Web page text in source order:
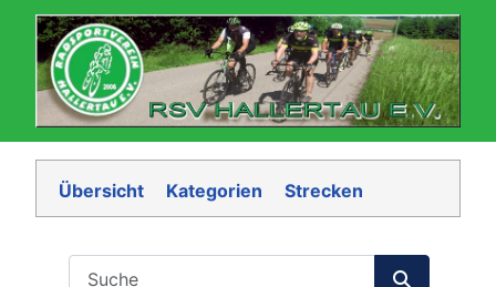
Übersicht Kategorien Strecken